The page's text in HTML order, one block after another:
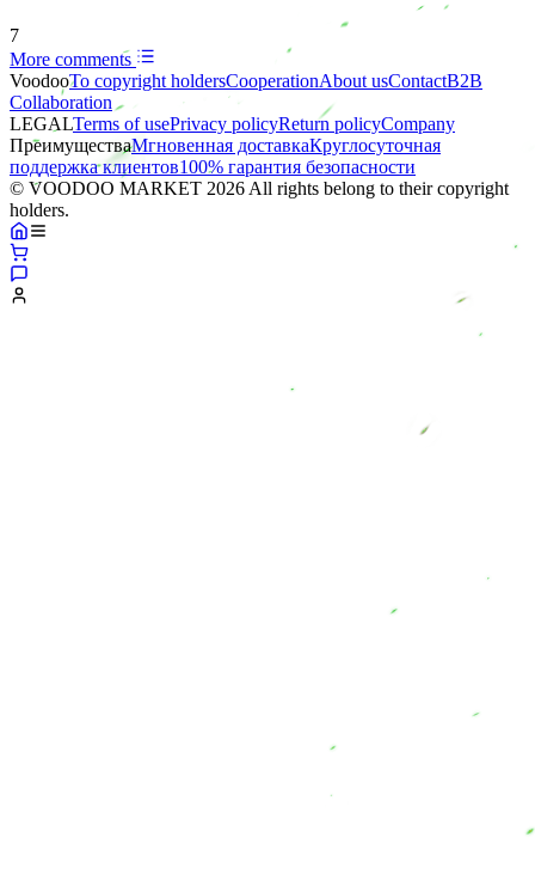
7
More comments
VoodooTo copyright holdersСooperationAbout usContactB2B
Collaboration
LEGALTerms of usePrivacy policyReturn policyCompany
ПреимуществаМгновенная доставкаКруглосуточная
поддержка клиентов100% гарантия безопасности
© VOODOO MARKET 2026 All rights belong to their copyright
holders.